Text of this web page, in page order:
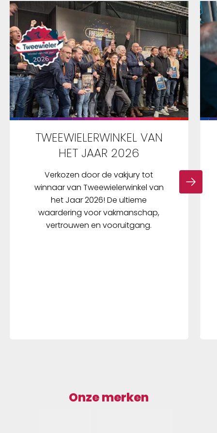
TWEEWIELERWINKEL VAN
HET JAAR 2026
Verkozen door de vakjury tot
winnaar van Tweewielerwinkel van
het Jaar 2026! De ultieme
waardering voor vakmanschap,
vertrouwen en vooruitgang.
Onze merken